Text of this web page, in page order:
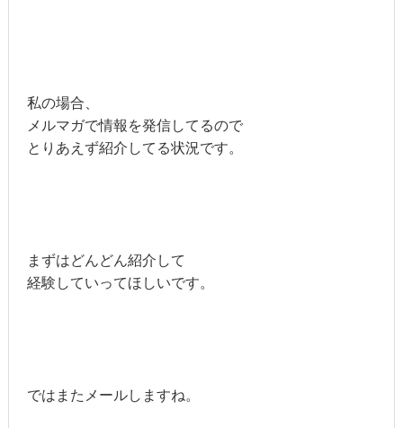
私の場合、
メルマガで情報を発信してるので
とりあえず紹介してる状況です。
まずはどんどん紹介して
経験していってほしいです。
ではまたメールしますね。